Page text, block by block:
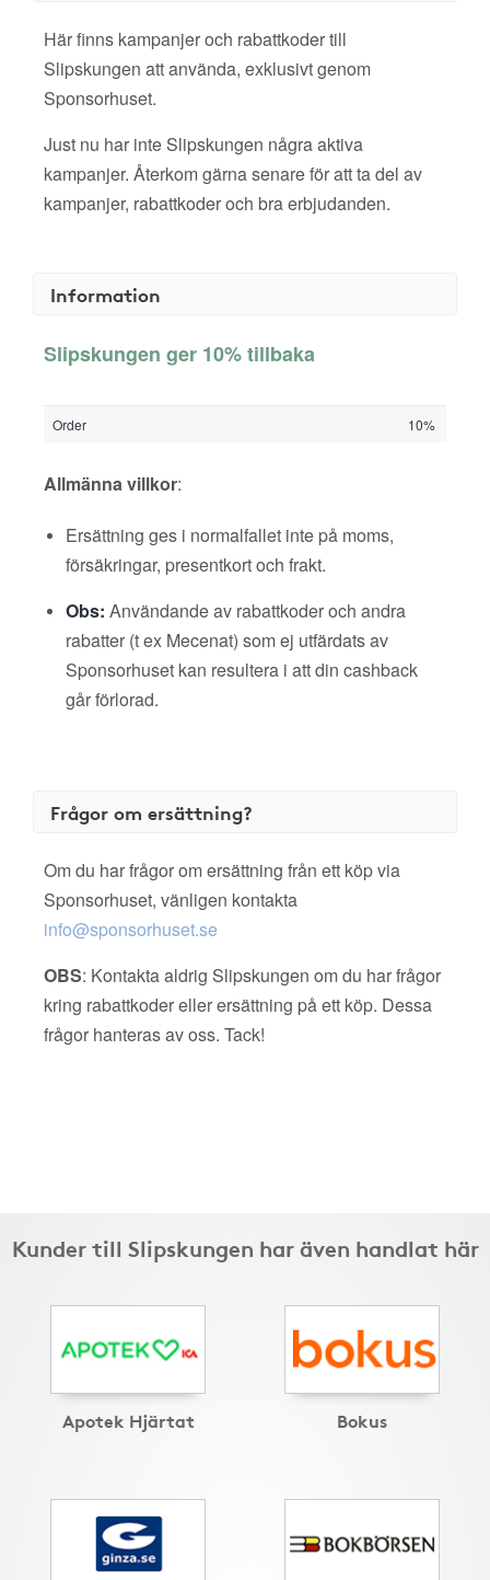
Här finns kampanjer och rabattkoder till
Slipskungen att använda, exklusivt genom
Sponsorhuset.
Just nu har inte Slipskungen några aktiva
kampanjer. Återkom gärna senare för att ta del av
kampanjer, rabattkoder och bra erbjudanden.
Information
Slipskungen ger 10% tillbaka
Order 10%
Allmänna villkor:
Ersättning ges i normalfallet inte på moms,
försäkringar, presentkort och frakt.
Obs: Användande av rabattkoder och andra
rabatter (t ex Mecenat) som ej utfärdats av
Sponsorhuset kan resultera i att din cashback
går förlorad.
Frågor om ersättning?
Om du har frågor om ersättning från ett köp via
Sponsorhuset, vänligen kontakta
info@sponsorhuset.se
OBS: Kontakta aldrig Slipskungen om du har frågor
kring rabattkoder eller ersättning på ett köp. Dessa
frågor hanteras av oss. Tack!
Kunder till Slipskungen har även handlat här
Apotek Hjärtat Bokus